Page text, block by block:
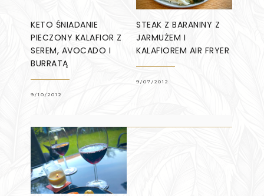
KETO ŚNIADANIE
PIECZONY KALAFIOR Z
SEREM, AVOCADO I
BURRATĄ
9/10/2012
STEAK Z BARANINY Z
JARMUŻEM I
KALAFIOREM AIR FRYER
9/07/2012